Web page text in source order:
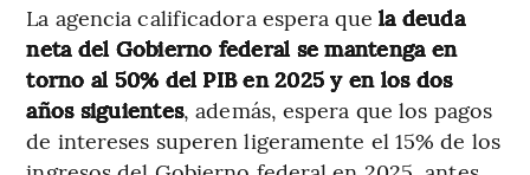
La agencia calificadora espera que la deuda
neta del Gobierno federal se mantenga en
torno al 50% del PIB en 2025 y en los dos
años siguientes, además, espera que los pagos
de intereses superen ligeramente el 15% de los